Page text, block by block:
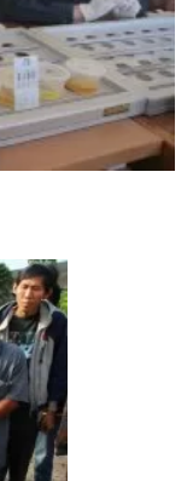
bus